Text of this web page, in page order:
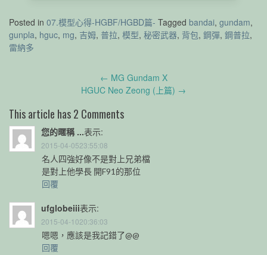
Posted in 07.模型心得-HGBF/HGBD篇- Tagged bandai, gundam,
gunpla, hguc, mg, 吉姆, 普拉, 模型, 秘密武器, 背包, 鋼彈, 鋼普拉,
雷納多
← MG Gundam X
HGUC Neo Zeong (上篇) →
This article has 2 Comments
您的暱稱 ...表示:
2015-04-0523:55:08
名人四強好像不是對上兄弟檔
是對上他學長 開F91的那位
回覆
ufglobeiii表示:
2015-04-1020:36:03
嗯嗯，應該是我記錯了@@
回覆